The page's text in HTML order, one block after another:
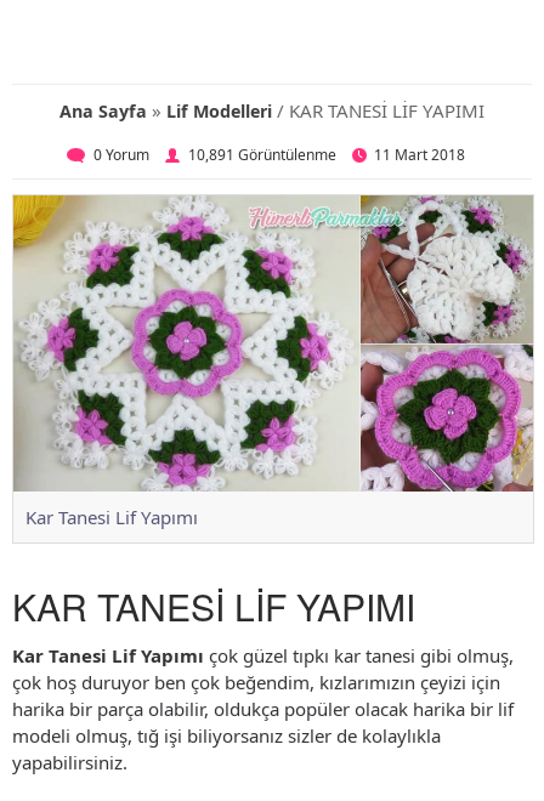
Ana Sayfa » Lif Modelleri / KAR TANESİ LİF YAPIMI
0 Yorum 10,891 Görüntülenme 11 Mart 2018
Kar Tanesi Lif Yapımı
KAR TANESİ LİF YAPIMI
Kar Tanesi Lif Yapımı çok güzel tıpkı kar tanesi gibi olmuş,
çok hoş duruyor ben çok beğendim, kızlarımızın çeyizi için
harika bir parça olabilir, oldukça popüler olacak harika bir lif
modeli olmuş, tığ işi biliyorsanız sizler de kolaylıkla
yapabilirsiniz.